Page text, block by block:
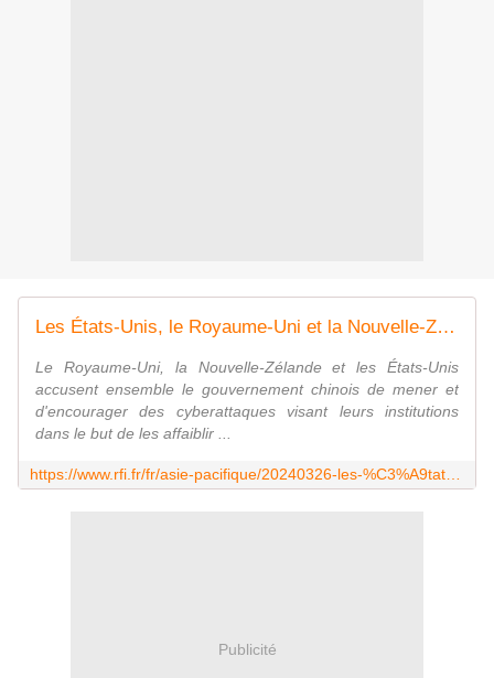
Les États-Unis, le Royaume-Uni et la Nouvelle-Zélande accusent la Chine de cyberattaques, Pékin dément
Le Royaume-Uni, la Nouvelle-Zélande et les États-Unis
accusent ensemble le gouvernement chinois de mener et
d'encourager des cyberattaques visant leurs institutions
dans le but de les affaiblir ...
Publicité